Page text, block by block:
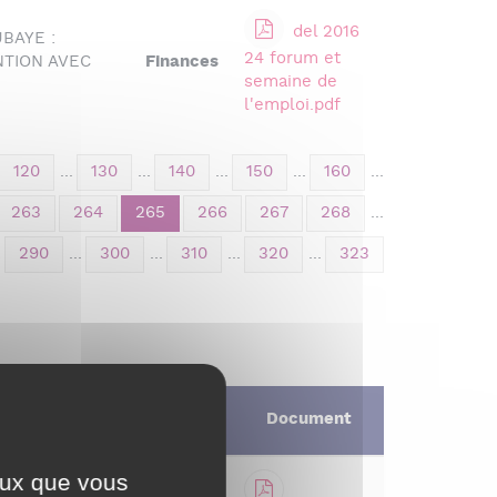
:
AVEC
Finances
del 2016
24 forum et
semaine de
l'emploi.pdf
120 ... 130 ... 140 ... 150 ... 160 ...
263 264 265 266 267 268 ...
290 ... 300 ... 310 ... 320 ... 323
Document
en vertu des
que vous